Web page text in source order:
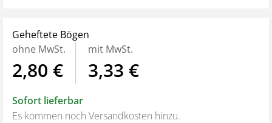
Prüfbogens mit dem
B, um in der Prüfung die Gefahr des Abschreibens zu
verringern.
Geheftete Bögen
ohne MwSt.
2,80 €
mit MwSt.
3,33 €
Sofort lieferbar
Es kommen noch Versandkosten hinzu.